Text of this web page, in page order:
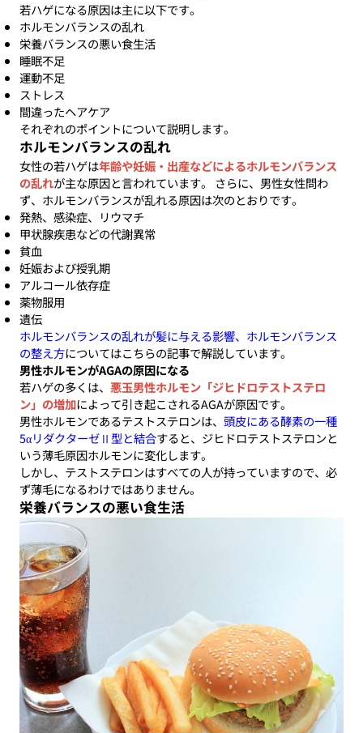
若ハゲになる原因は主に以下です。
ホルモンバランスの乱れ
栄養バランスの悪い食生活
睡眠不足
運動不足
ストレス
間違ったヘアケア
それぞれのポイントについて説明します。
ホルモンバランスの乱れ
女性の若ハゲは年齢や妊娠・出産などによるホルモンバランス
の乱れが主な原因と言われています。 さらに、男性女性問わ
ず、ホルモンバランスが乱れる原因は次のとおりです。
発熱、感染症、リウマチ
甲状腺疾患などの代謝異常
貧血
妊娠および授乳期
アルコール依存症
薬物服用
遺伝
ホルモンバランスの乱れが髪に与える影響、ホルモンバランス
の整え方についてはこちらの記事で解説しています。
男性ホルモンがAGAの原因になる
若ハゲの多くは、 悪玉男性ホルモン「ジヒドロテストステロ
ン」の増加によって引き起こされるAGAが原因です。
男性ホルモンであるテストステロンは、 頭皮にある酵素の一種
5αリダクターゼⅡ型と結合すると、ジヒドロテストステロンと
いう薄毛原因ホルモンに変化します。
しかし、テストステロンはすべての人が持っていますので、必
ず薄毛になるわけではありません。
栄養バランスの悪い食生活